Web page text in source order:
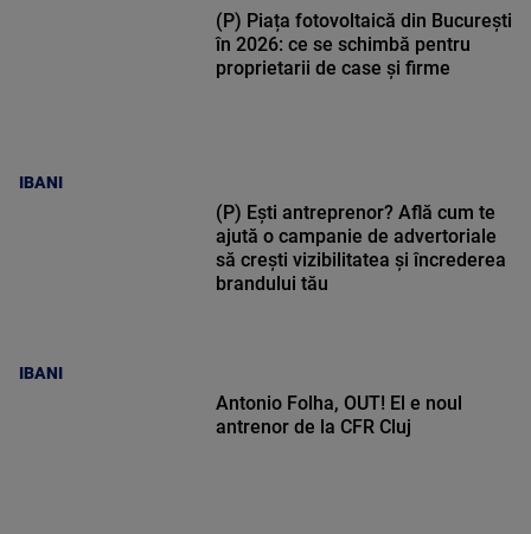
IBANI
(P) Piața fotovoltaică din București
în 2026: ce se schimbă pentru
proprietarii de case și firme
IBANI
(P) Ești antreprenor? Află cum te
ajută o campanie de advertoriale
să crești vizibilitatea și încrederea
brandului tău
Antonio Folha, OUT! El e noul
antrenor de la CFR Cluj